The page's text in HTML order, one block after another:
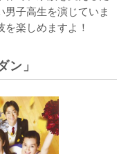
子高生を演じていま
楽しめますよ！
ン」